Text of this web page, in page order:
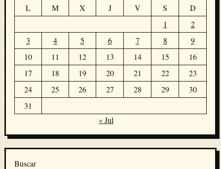
L
M X J V S
D
1
2
3
4 5 6 7 8
9
10
11 12 13 14 15
16
17
18 19 20 21 22
23
24
25 26 27 28 29
30
31
« Jul
Buscar